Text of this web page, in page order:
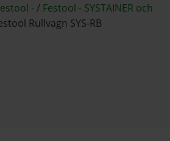
-/ Festool - SYSTAINER och
Rullvagn SYS-RB